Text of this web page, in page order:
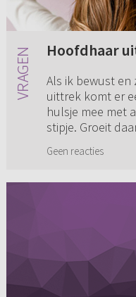
Hoofdhaar
Als ik bewust
uittrek komt er
hulsje mee met
stipje. Groeit
Geen reacties